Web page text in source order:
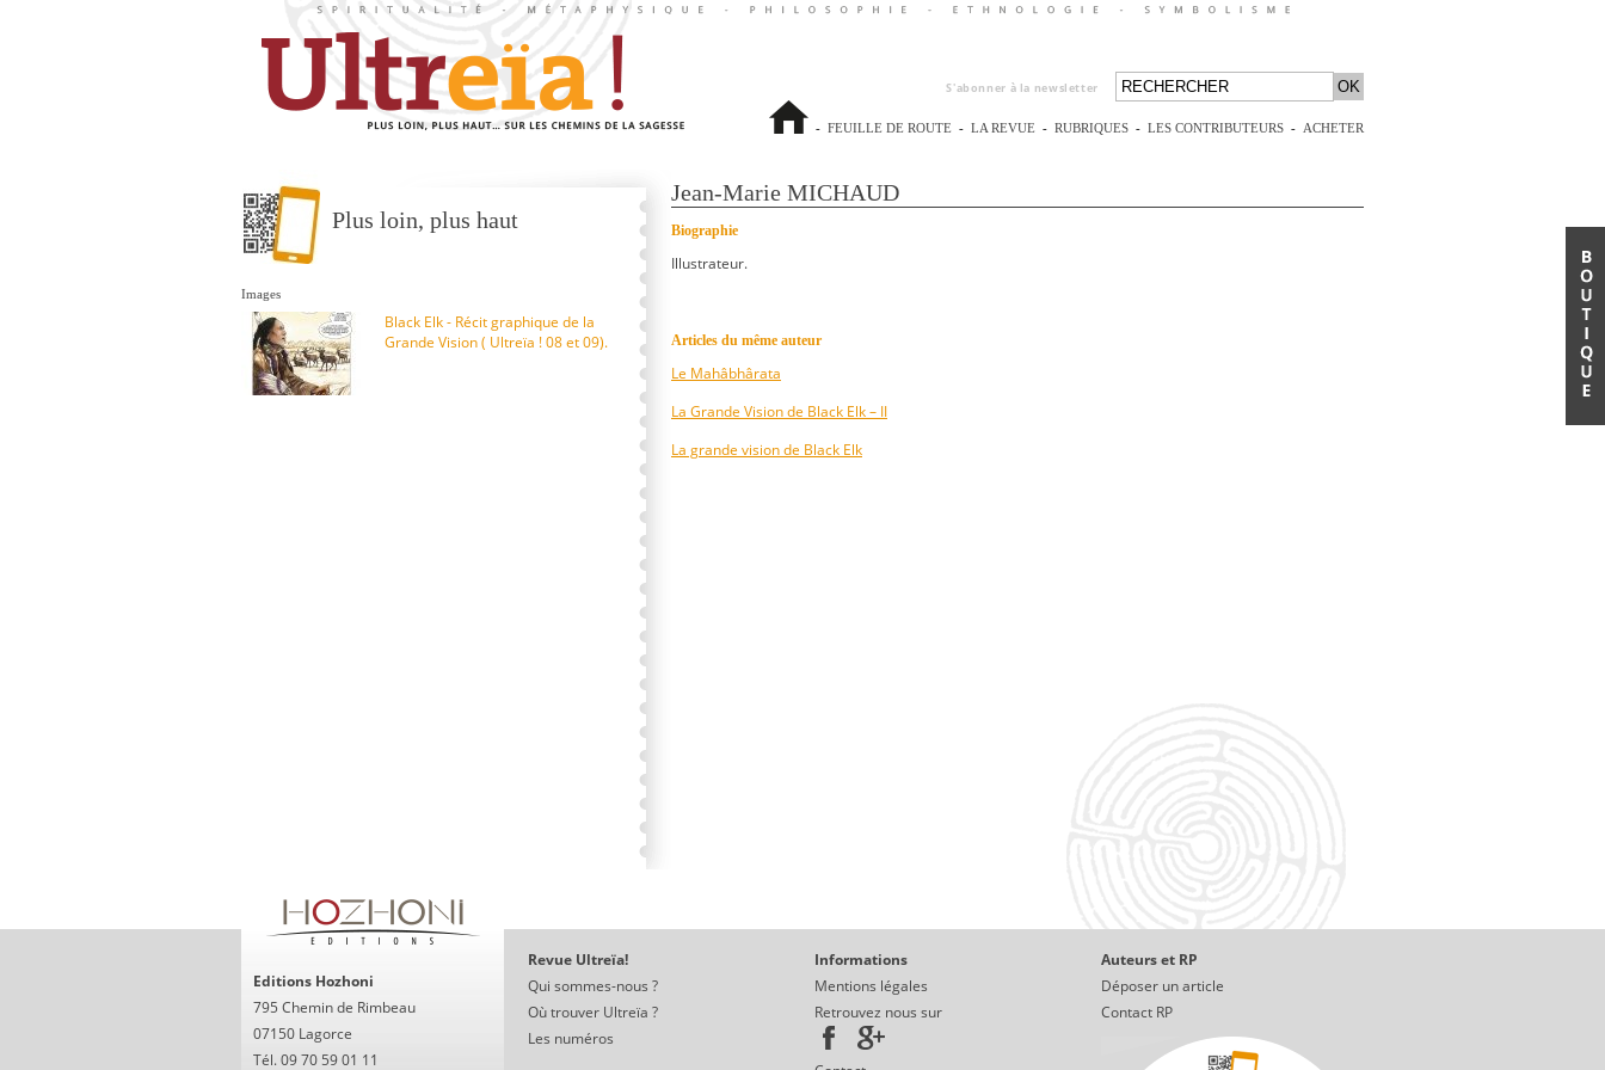
S'abonner à la newsletter
- FEUILLE DE ROUTE - LA REVUE - RUBRIQUES - LES CONTRIBUTEURS - ACHETER
Plus loin, plus haut
Images
Black Elk - Récit graphique de la
Grande Vision ( Ultreïa ! 08 et 09).
Jean-Marie MICHAUD
Biographie
Illustrateur.
Articles du même auteur
Le Mahâbhârata
La Grande Vision de Black Elk – II
La grande vision de Black Elk
Editions Hozhoni
795 Chemin de Rimbeau
07150 Lagorce
Tél. 09 70 59 01 11
Revue Ultreïa!
Qui sommes-nous ?
Où trouver Ultreïa ?
Les numéros
Informations
Mentions légales
Retrouvez nous sur
Auteurs et RP
Déposer un article
Contact RP